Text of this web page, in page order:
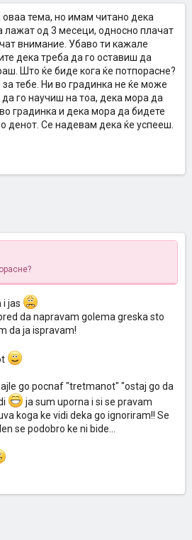
оваа тема, но имам читано дека
од 3 месеци, односно плачат
внимание. Убаво ти кажале
дека треба да го оставиш да
Што ќе биде кога ќе потпорасне?
тебе. Ни во градинка не ќе може
го научиш на тоа, дека мора да
градинка и дека мора да бидете
денот. Се надевам дека ќе успееш.
jas
da napravam golema greska sto
da ja ispravam!
go pocnaf "tretmanot" "ostaj go da
ja sum uporna i si se pravam
koga ke vidi deka go ignoriram!! Se
se podobro ke ni bide...